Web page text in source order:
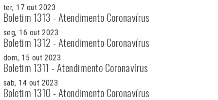
ter, 17 out 2023
Boletim 1313 - Atendimento Coronavírus
seg, 16 out 2023
Boletim 1312 - Atendimento Coronavírus
dom, 15 out 2023
Boletim 1311 - Atendimento Coronavírus
sab, 14 out 2023
Boletim 1310 - Atendimento Coronavírus